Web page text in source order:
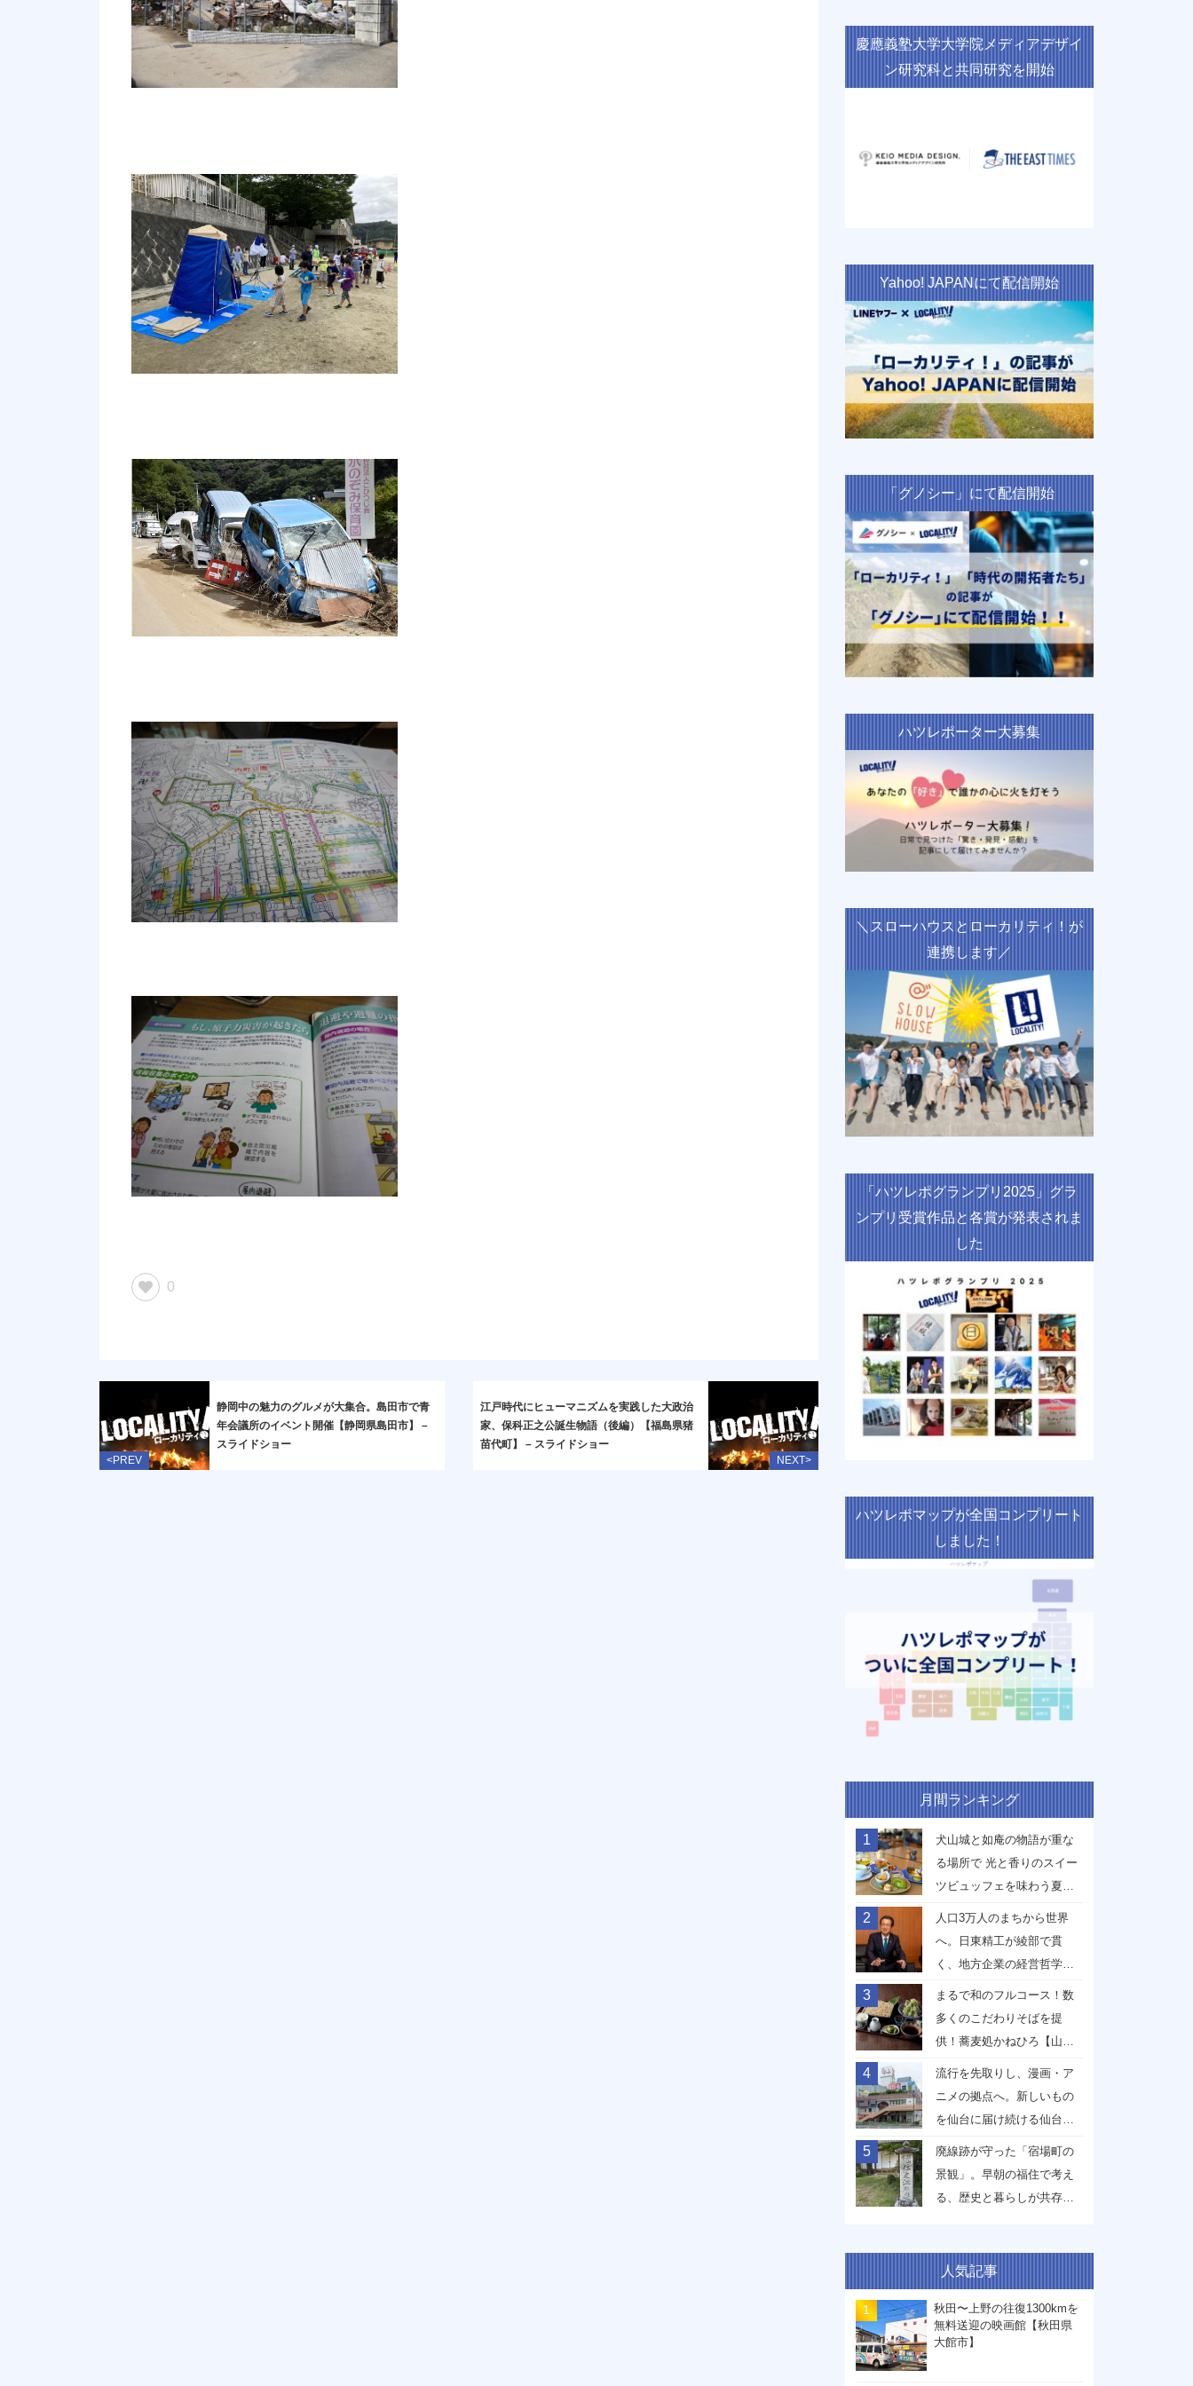
0
<PREV
静岡中の魅力のグルメが大集合。島田市で青
年会議所のイベント開催【静岡県島田市】 –
スライドショー
NEXT>
江戸時代にヒューマニズムを実践した大政治
家、保科正之公誕生物語（後編）【福島県猪
苗代町】 – スライドショー
慶應義塾大学大学院メディアデザイ
ン研究科と共同研究を開始
Yahoo! JAPANにて配信開始
「グノシー」にて配信開始
ハツレポーター大募集
＼スローハウスとローカリティ！が
連携します／
「ハツレポグランプリ2025」グラ
ンプリ受賞作品と各賞が発表されま
した
ハツレポマップが全国コンプリート
しました！
月間ランキング
1
犬山城と如庵の物語が重な
る場所で 光と香りのスイー
ツビュッフェを味わう夏
2
人口3万人のまちから世界
へ。日東精工が綾部で貫
く、地方企業の経営哲学
【京都府綾部市】
3
まるで和のフルコース！数
多くのこだわりそばを提
供！蕎麦処かねひろ【山形
県山形市】
4
流行を先取りし、漫画・ア
ニメの拠点へ。新しいもの
を仙台に届け続ける仙台駅
前イービーンズ【宮城県仙
台市】
5
廃線跡が守った「宿場町の
景観」。早朝の福住で考え
る、歴史と暮らしが共存す
人気記事
秋田〜上野の往復1300kmを
無料送迎の映画館【秋田県
大館市】